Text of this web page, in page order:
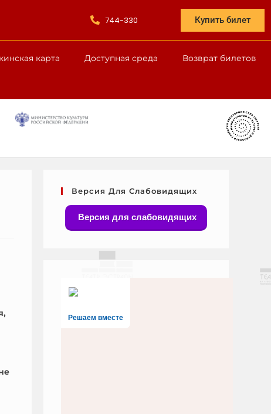
744-330 Купить билет
карта Доступная среда Возврат билетов
Версия Для Слабовидящих
Версия для слабовидящих
Решаем вместе